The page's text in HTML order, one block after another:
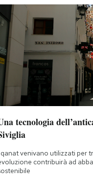
tecnologia
qanat venivano utilizzati per
contribuirà ad